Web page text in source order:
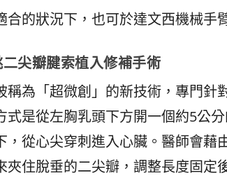
合的狀況下，也可於達文西機械手
二尖瓣腱索植入修補手術
稱為「超微創」的新技術，專門
式是從左胸乳頭下方開一個約5公
，從心尖穿刺進入心臟。醫師會
夾住脫垂的二尖瓣，調整長度固定